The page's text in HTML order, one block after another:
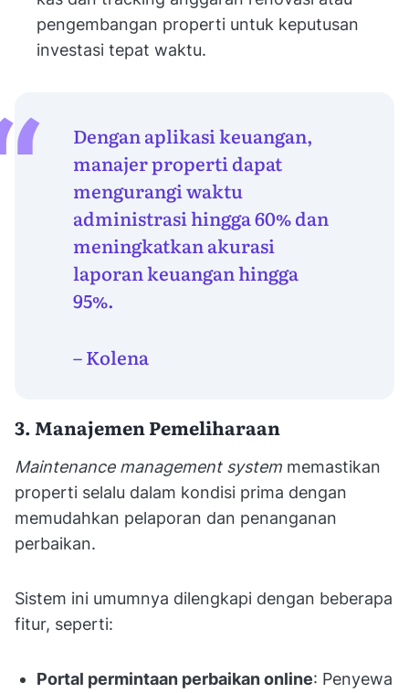
pengembangan properti untuk keputusan
investasi tepat waktu.
Dengan aplikasi keuangan,
manajer properti dapat
mengurangi waktu
administrasi hingga 60% dan
meningkatkan akurasi
laporan keuangan hingga
95%.
– Kolena
3. Manajemen Pemeliharaan
Maintenance management system memastikan
properti selalu dalam kondisi prima dengan
memudahkan pelaporan dan penanganan
perbaikan.
Sistem ini umumnya dilengkapi dengan beberapa
fitur, seperti:
Portal permintaan perbaikan online: Penyewa